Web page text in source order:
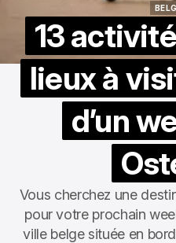
13
lieux à
d’un
Vous cherchez une
pour votre prochain
ville belge située en